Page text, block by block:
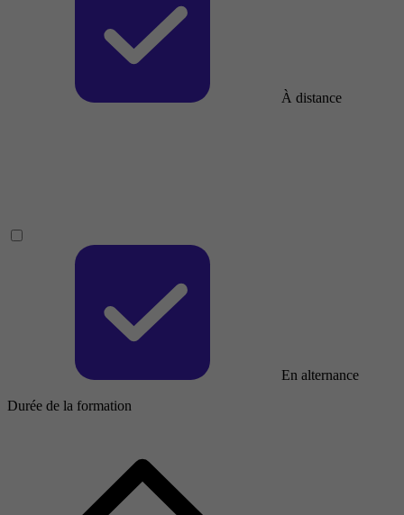
À distance
En alternance
Durée de la formation